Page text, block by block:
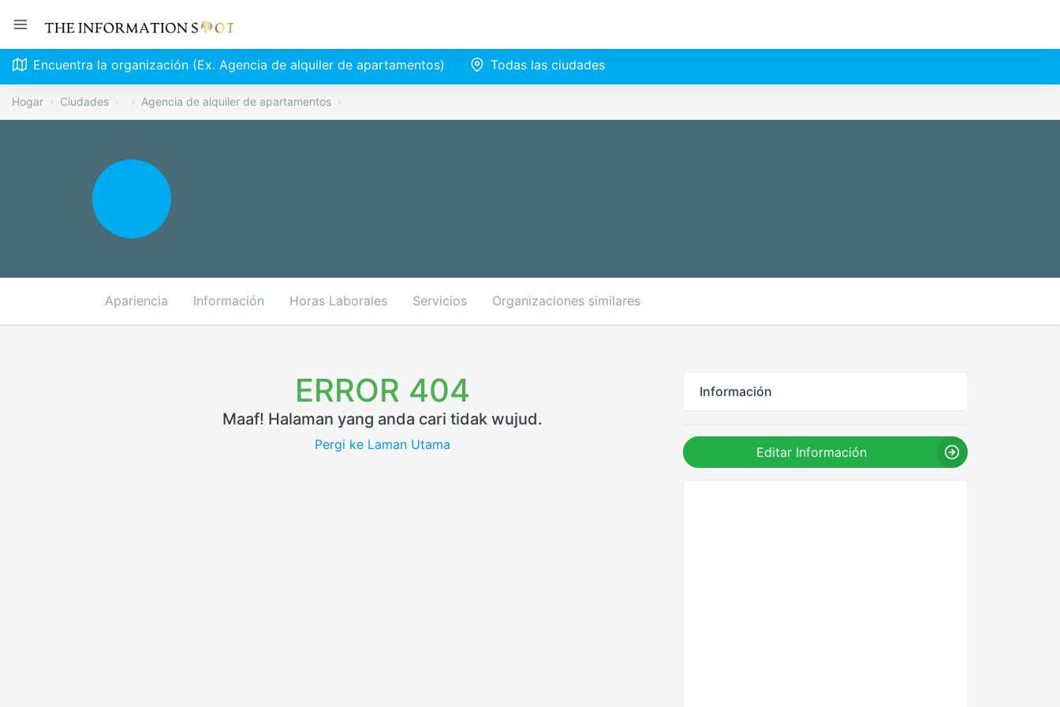
Encuentra la organización (Ex. Agencia de alquiler de apartamentos) Todas las ciudades
Hogar Ciudades Agencia de alquiler de apartamentos
Apariencia Información Horas Laborales Servicios Organizaciones similares
ERROR 404
Maaf! Halaman yang anda cari tidak wujud.
Pergi ke Laman Utama
Información
Editar Información